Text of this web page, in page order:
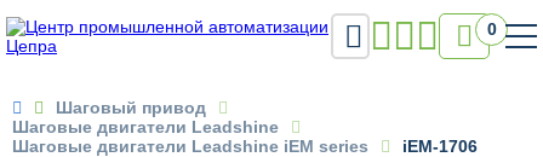
 0

Шаговый привод
Шаговые двигатели Leadshine
Шаговые двигатели Leadshine iEM series
iEM-1706